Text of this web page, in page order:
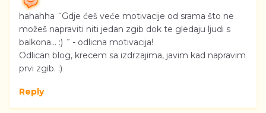
hahahha ˝Gdje ćeš veće motivacije od srama što ne
možeš napraviti niti jedan zgib dok te gledaju ljudi s
balkona... :) ˝ - odlicna motivacija!
Odlican blog, krecem sa izdrzajima, javim kad napravim
prvi zgib. :)
Reply